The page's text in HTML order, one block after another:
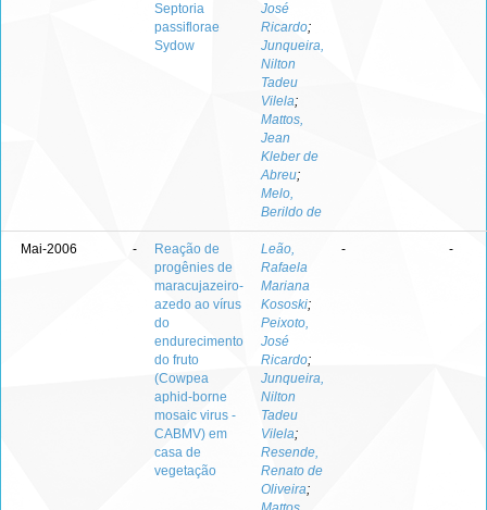
Septoria
passiflorae
Sydow
José
Ricardo;
Junqueira,
Nilton
Tadeu
Vilela;
Mattos,
Jean
Kleber de
Abreu;
Melo,
Berildo de
Mai-2006 -
Reação de
progênies de
maracujazeiro-
azedo ao vírus
do
endurecimento
do fruto
(Cowpea
aphid-borne
mosaic virus -
CABMV) em
casa de
vegetação
Leão,
Rafaela
Mariana
Kososki;
Peixoto,
José
Ricardo;
Junqueira,
Nilton
Tadeu
Vilela;
Resende,
Renato de
Oliveira;
- -